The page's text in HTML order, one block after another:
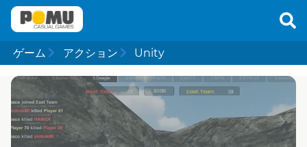
ゲーム アクション Unity